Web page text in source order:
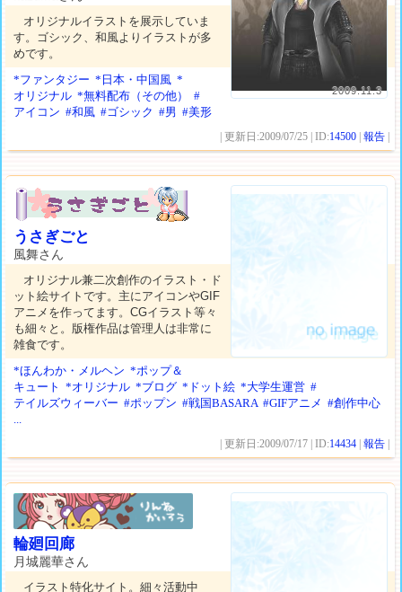
2009.11.3
オリジナルイラストを展示していま
す。ゴシック、和風よりイラストが多
めです。
*ファンタジー *日本・中国風 *
オリジナル *無料配布（その他）
#
アイコン #和風 #ゴシック #男 #美形
| 更新日:2009/07/25 | ID:14500 |報告
うさぎごと
風舞さん
オリジナル兼二次創作のイラスト・ド
ット絵サイトです。主にアイコンやGIF
アニメを作ってます。CGイラスト等々
も細々と。版権作品は管理人は非常に
雑食です。
*ほんわか・メルヘン *ポップ＆
キュート
*オリジナル *ブログ *ドット絵 *大学生運営 #
テイルズウィーバー #ポップン #戦国BASARA #GIFアニメ #創作中心
...
| 更新日:2009/07/17 | ID:14434 |報告
輪廻回廊
月城麗華さん
イラスト特化サイト。細々活動中